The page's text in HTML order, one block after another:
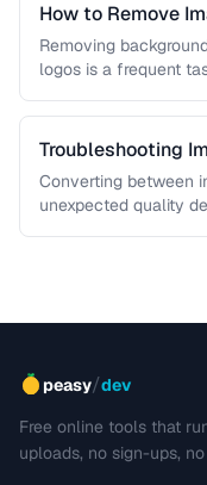
How to Remove
Removing
logos is a frequent
Troubleshooting
Conversion
Converting between
unexpected quality
peasy/dev
Free online tools that
uploads, no sign-ups,